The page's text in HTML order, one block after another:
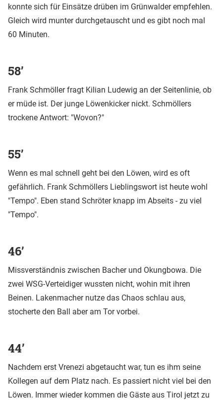
konnte sich für Einsätze drüben im Grünwalder empfehlen.
Gleich wird munter durchgetauscht und es gibt noch mal
60 Minuten.
58’
Frank Schmöller fragt Kilian Ludewig an der Seitenlinie, ob
er müde ist. Der junge Löwenkicker nickt. Schmöllers
trockene Antwort: "Wovon?"
55’
Wenn es mal schnell geht bei den Löwen, wird es oft
gefährlich. Frank Schmöllers Lieblingswort ist heute wohl
"Tempo". Eben stand Schröter knapp im Abseits - zu viel
"Tempo".
46’
Missverständnis zwischen Bacher und Okungbowa. Die
zwei WSG-Verteidiger wussten nicht, wohin mit ihren
Beinen. Lakenmacher nutze das Chaos schlau aus,
stocherte den Ball aber am Tor vorbei.
44’
Nachdem erst Vrenezi abgetaucht war, tun es ihm seine
Kollegen auf dem Platz nach. Es passiert nicht viel bei den
Löwen. Immer wieder kommen die Gäste aus Tirol jetzt zu